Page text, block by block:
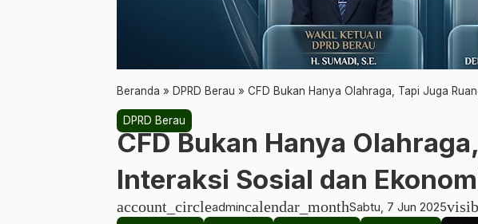
Beranda » DPRD Berau » CFD Bukan Hanya Olahraga, Tapi Juga
DPRD Berau
CFD Bukan Hanya
Interaksi Sosial dan
account_circleadmincalendar_monthSabtu, 7 Jun 2025